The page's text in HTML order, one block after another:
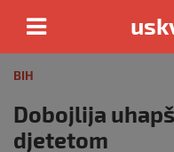
content
BIH
Dobojlija
djetetom